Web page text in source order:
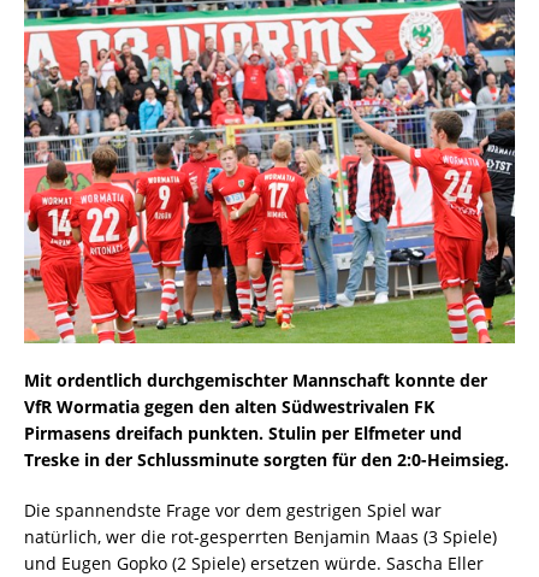
Mit ordentlich durchgemischter Mannschaft konnte der
VfR Wormatia gegen den alten Südwestrivalen FK
Pirmasens dreifach punkten. Stulin per Elfmeter und
Treske in der Schlussminute sorgten für den 2:0-Heimsieg.
Die spannendste Frage vor dem gestrigen Spiel war
natürlich, wer die rot-gesperrten Benjamin Maas (3 Spiele)
und Eugen Gopko (2 Spiele) ersetzen würde. Sascha Eller